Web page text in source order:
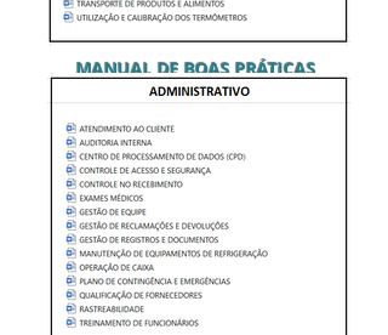
MANUAL DE BOAS PRÁTICAS
FICHAS DE REGISTROS E CONTROLE